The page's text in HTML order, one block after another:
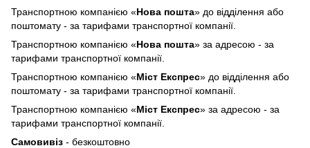
Транспортною компанією «Нова пошта» до відділення або
поштомату - за тарифами транспортної компанії.
Транспортною компанією «Нова пошта» за адресою - за
тарифами транспортної компанії.
Транспортною компанією «Міст Експрес» до відділення або
поштомату - за тарифами транспортної компанії.
Транспортною компанією «Міст Експрес» за адресою - за
тарифами транспортної компанії.
Самовивіз - безкоштовно